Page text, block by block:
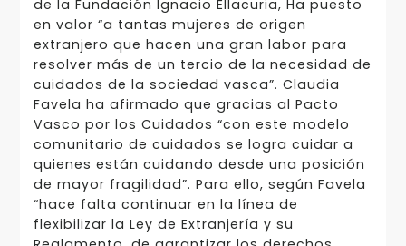
de la Fundación Ignacio Ellacuria, Ha puesto
en valor “a tantas mujeres de origen
extranjero que hacen una gran labor para
resolver más de un tercio de la necesidad de
cuidados de la sociedad vasca”. Claudia
Favela ha afirmado que gracias al Pacto
Vasco por los Cuidados “con este modelo
comunitario de cuidados se logra cuidar a
quienes están cuidando desde una posición
de mayor fragilidad”. Para ello, según Favela
“hace falta continuar en la línea de
flexibilizar la Ley de Extranjería y su